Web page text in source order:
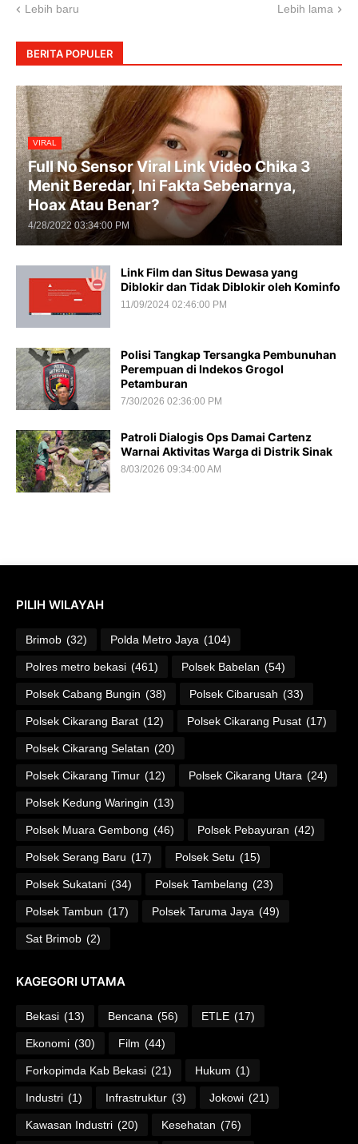
Lebih baru Lebih lama
BERITA POPULER
VIRAL
Full No Sensor Viral Link Video Chika 3
Menit Beredar, Ini Fakta Sebenarnya,
Hoax Atau Benar?
4/28/2022 03:34:00 PM
Link Film dan Situs Dewasa yang
Diblokir dan Tidak Diblokir oleh Kominfo
11/09/2024 02:46:00 PM
Polisi Tangkap Tersangka Pembunuhan
Perempuan di Indekos Grogol
Petamburan
7/30/2026 02:36:00 PM
Patroli Dialogis Ops Damai Cartenz
Warnai Aktivitas Warga di Distrik Sinak
8/03/2026 09:34:00 AM
PILIH WILAYAH
Brimob (32) Polda Metro Jaya (104)
Polres metro bekasi (461) Polsek Babelan (54)
Polsek Cabang Bungin (38) Polsek Cibarusah (33)
Polsek Cikarang Barat (12) Polsek Cikarang Pusat (17)
Polsek Cikarang Selatan (20)
Polsek Cikarang Timur (12) Polsek Cikarang Utara (24)
Polsek Kedung Waringin (13)
Polsek Muara Gembong (46) Polsek Pebayuran (42)
Polsek Serang Baru (17) Polsek Setu (15)
Polsek Sukatani (34) Polsek Tambelang (23)
Polsek Tambun (17) Polsek Taruma Jaya (49)
Sat Brimob (2)
KAGEGORI UTAMA
Bekasi (13) Bencana (56) ETLE (17)
Ekonomi (30) Film (44)
Forkopimda Kab Bekasi (21) Hukum (1)
Industri (1) Infrastruktur (3) Jokowi (21)
Kawasan Industri (20) Kesehatan (76)